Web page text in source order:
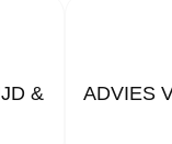
&
ADVIES